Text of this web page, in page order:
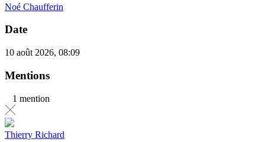
Noé Chaufferin
Date
10 août 2026, 08:09
Mentions
1 mention
Thierry Richard